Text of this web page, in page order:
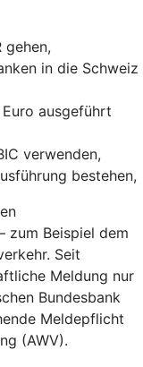
gehen,
in die Schweiz
ausgeführt
verwenden,
bestehen,
zum Beispiel dem
Seit
Meldung nur
Bundesbank
Meldepflicht
(AWV).